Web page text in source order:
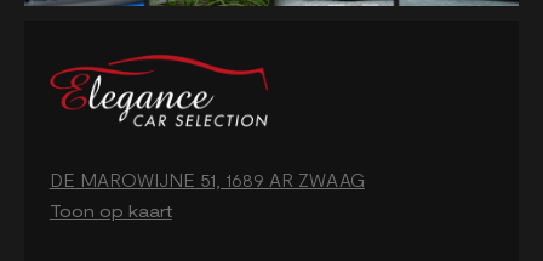
DE MAROWIJNE 51, 1689 AR ZWAAG
Toon op kaart